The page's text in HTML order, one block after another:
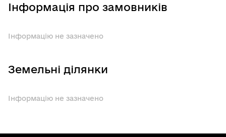
Інформація про замовників
Інформацію не зазначено
Земельні ділянки
Інформацію не зазначено